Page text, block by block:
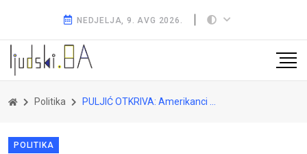
NEDJELJA, 9. AVG 2026.
Politika PULJIĆ OTKRIVA: Amerikanci stali uz BiH, ali ne oštro kao ambasada
POLITIKA